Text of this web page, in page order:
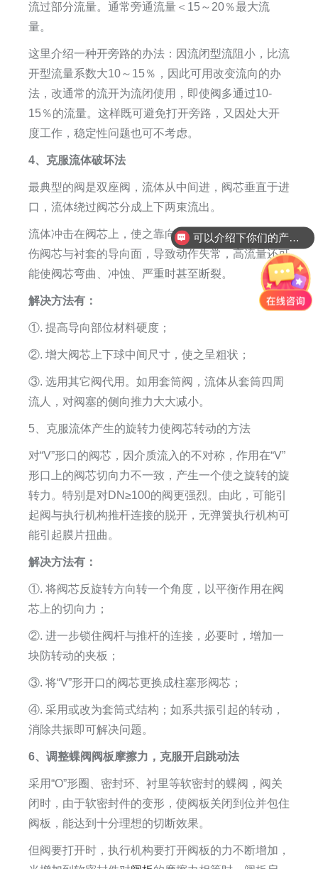
流过部分流量。通常旁通流量＜15～20％最大流
量。
这里介绍一种开旁路的办法：因流闭型流阻小，比流
开型流量系数大10～15％，因此可用改变流向的办
法，改通常的流开为流闭使用，即使阀多通过10-
15％的流量。这样既可避免打开旁路，又因处大开
度工作，稳定性问题也可不考虑。
4、克服流体破坏法
最典型的阀是双座阀，流体从中间进，阀芯垂直于进
口，流体绕过阀芯分成上下两束流出。
流体冲击在阀芯上，使之靠向出口侧，引起摩擦，损
伤阀芯与衬套的导向面，导致动作失常，高流量还可
能使阀芯弯曲、冲蚀、严重时甚至断裂。
解决方法有：
①. 提高导向部位材料硬度；
②. 增大阀芯上下球中间尺寸，使之呈粗状；
③. 选用其它阀代用。如用套筒阀，流体从套筒四周
流人，对阀塞的侧向推力大大减小。
5、克服流体产生的旋转力使阀芯转动的方法
对“V”形口的阀芯，因介质流入的不对称，作用在“V”
形口上的阀芯切向力不一致，产生一个使之旋转的旋
转力。特别是对DN≥100的阀更强烈。由此，可能引
起阀与执行机构推杆连接的脱开，无弹簧执行机构可
能引起膜片扭曲。
解决方法有：
①. 将阀芯反旋转方向转一个角度，以平衡作用在阀
芯上的切向力；
②. 进一步锁住阀杆与推杆的连接，必要时，增加一
块防转动的夹板；
③. 将“V”形开口的阀芯更换成柱塞形阀芯；
④. 采用或改为套筒式结构；如系共振引起的转动，
消除共振即可解决问题。
6、调整蝶阀阀板摩擦力，克服开启跳动法
采用“O”形圈、密封环、衬里等软密封的蝶阀，阀关
闭时，由于软密封件的变形，使阀板关闭到位并包住
阀板，能达到十分理想的切断效果。
但阀要打开时，执行机构要打开阀板的力不断增加，
可以介绍下你们的产品么